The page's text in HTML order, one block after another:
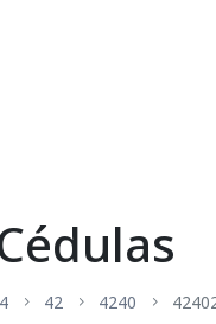
4 42 4240